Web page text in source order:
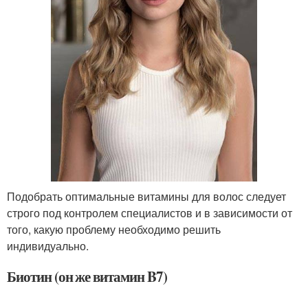
Подобрать оптимальные витамины для волос следует
строго под контролем специалистов и в зависимости от
того, какую проблему необходимо решить
индивидуально.
Биотин (он же витамин B7)